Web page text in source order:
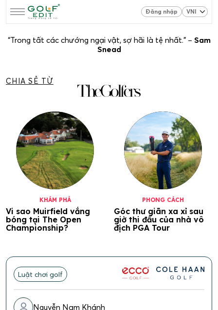
Đăng nhập
“Trong tất các chướng ngại vật, sợ hãi là tệ nhất.” – Sam
Snead
CHIA SẺ TỪ
KHÁM PHÁ
Vi sao Muirfield vắng
bóng tại The Open
Championship?
PHONG CÁCH
Góc thư giãn xa xỉ sau
giờ thi đấu của nhà vô
địch PGA Tour
Luật chơi golf
Nguyễn Nam Khánh